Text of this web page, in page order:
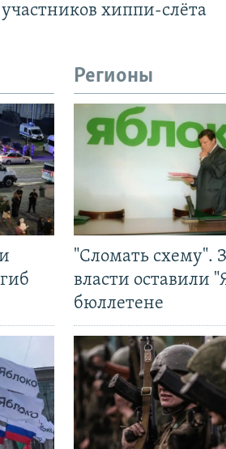
хиппи-слёта
Регионы
"Сломать схему".
власти оставили
бюллетене